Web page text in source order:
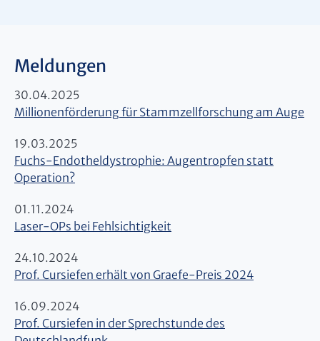
Meldungen
30.04.2025
Millionenförderung für Stammzellforschung am Auge
19.03.2025
Fuchs-Endotheldystrophie: Augentropfen statt
Operation?
01.11.2024
Laser-OPs bei Fehlsichtigkeit
24.10.2024
Prof. Cursiefen erhält von Graefe-Preis 2024
16.09.2024
Prof. Cursiefen in der Sprechstunde des